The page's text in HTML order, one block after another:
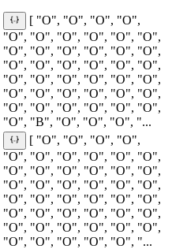
[ "O", "O", "O", "O",
"O", "O", "O", "O", "O", "O",
"O", "O", "O", "O", "O", "O",
"O", "O", "O", "O", "O", "O",
"O", "O", "O", "O", "O", "O",
"O", "O", "O", "O", "O", "O",
"O", "O", "O", "O", "O", "O",
"O", "B", "O", "O", "O", "...
[ "O", "O", "O", "O",
"O", "O", "O", "O", "O", "O",
"O", "O", "O", "O", "O", "O",
"O", "O", "O", "O", "O", "O",
"O", "O", "O", "O", "O", "O",
"O", "O", "O", "O", "O", "O",
"O", "O", "O", "O", "O", "O",
"O", "O", "O", "O", "O", "...